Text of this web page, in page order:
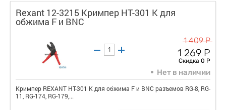
Rexant 12-3215 Кримпер HT-301 K для
обжима F и BNC
1 409 Р
1 269 Р
Скидка 0 Р
Нет в наличии
Кримпер REXANT HT-301 K для обжима F и BNC разъемов RG-8, RG-
11, RG-174, RG-179,...